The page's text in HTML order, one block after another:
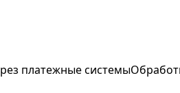
платежные системы